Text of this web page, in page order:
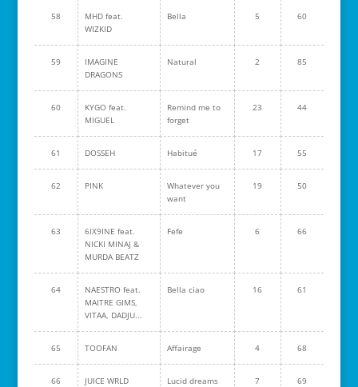
58
MHD feat.
WIZKID
Bella 5 60
59
IMAGINE
DRAGONS
Natural 2 85
60
KYGO feat.
MIGUEL
Remind me to
forget
23 44
61 DOSSEH Habitué 17 55
62 PINK
Whatever you
want
19 50
63
6IX9INE feat.
NICKI MINAJ &
MURDA BEATZ
Fefe 6 66
64
NAESTRO feat.
MAITRE GIMS,
VITAA, DADJU...
Bella ciao 16 61
65 TOOFAN Affairage 4 68
66 JUICE WRLD
Lucid dreams
7 69